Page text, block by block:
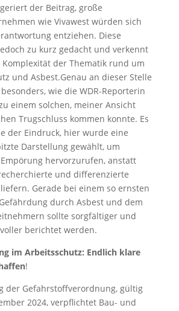
der Beitrag, große
wie Vivawest würden sich
entziehen. Diese
zu kurz gedacht und verkennt
der Thematik rund um
und Asbest.Genau an dieser Stelle
wie die WDR-Reporterin
einem solchen, meiner Ansicht
Trugschluss kommen konnte. Es
der Eindruck, hier wurde eine
Darstellung gewählt, um
hervorzurufen, anstatt
und differenzierte
Gerade bei einem so ernsten
durch Asbest und dem
sollte sorgfältiger und
berichtet werden.
im Arbeitsschutz: Endlich klare
!
der Gefahrstoffverordnung, gültig
2024, verpflichtet Bau- und